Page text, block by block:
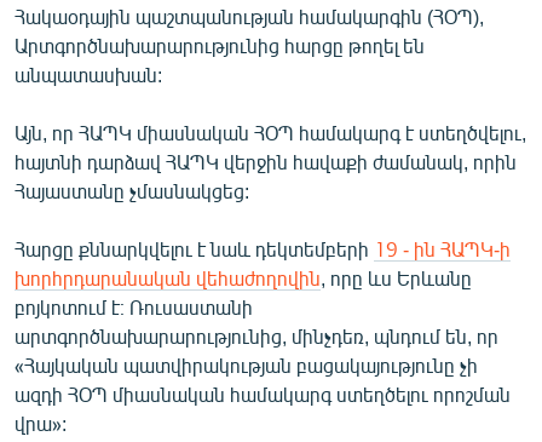
ԱՐԽԻՎ
ՏԵՍԱՆՅՈՒԹԵՐ
ՁԳՏԵԼՈՎ ԼԱՎԱԳՈՒՅՆԻՆ
ՓՈԴՔԱՍԹ
Հայերեն
English
Русский
ՀԵՏԵՎԵՔ ՄԵԶ
Հակաօդային պաշտպանության համակարգին (ՀՕՊ),
Արտգործնախարարությունից հարցը թողել են
անպատասխան:
Այն, որ ՀԱՊԿ միասնական ՀՕՊ համակարգ է ստեղծվելու,
հայտնի դարձավ ՀԱՊԿ վերջին հավաքի ժամանակ, որին
Հայաստանը չմասնակցեց:
Հարցը քննարկվելու է նաև դեկտեմբերի 19 - ին ՀԱՊԿ-ի
խորհրդարանական վեհաժողովին , որը ևս Երևանը
բոյկոտում է։ Ռուսաստանի
արտգործնախարարությունից, մինչդեռ, պնդում են, որ
«Հայկական պատվիրակության բացակայությունը չի
ազդի ՀՕՊ միասնական համակարգ ստեղծելու որոշման
վրա»: